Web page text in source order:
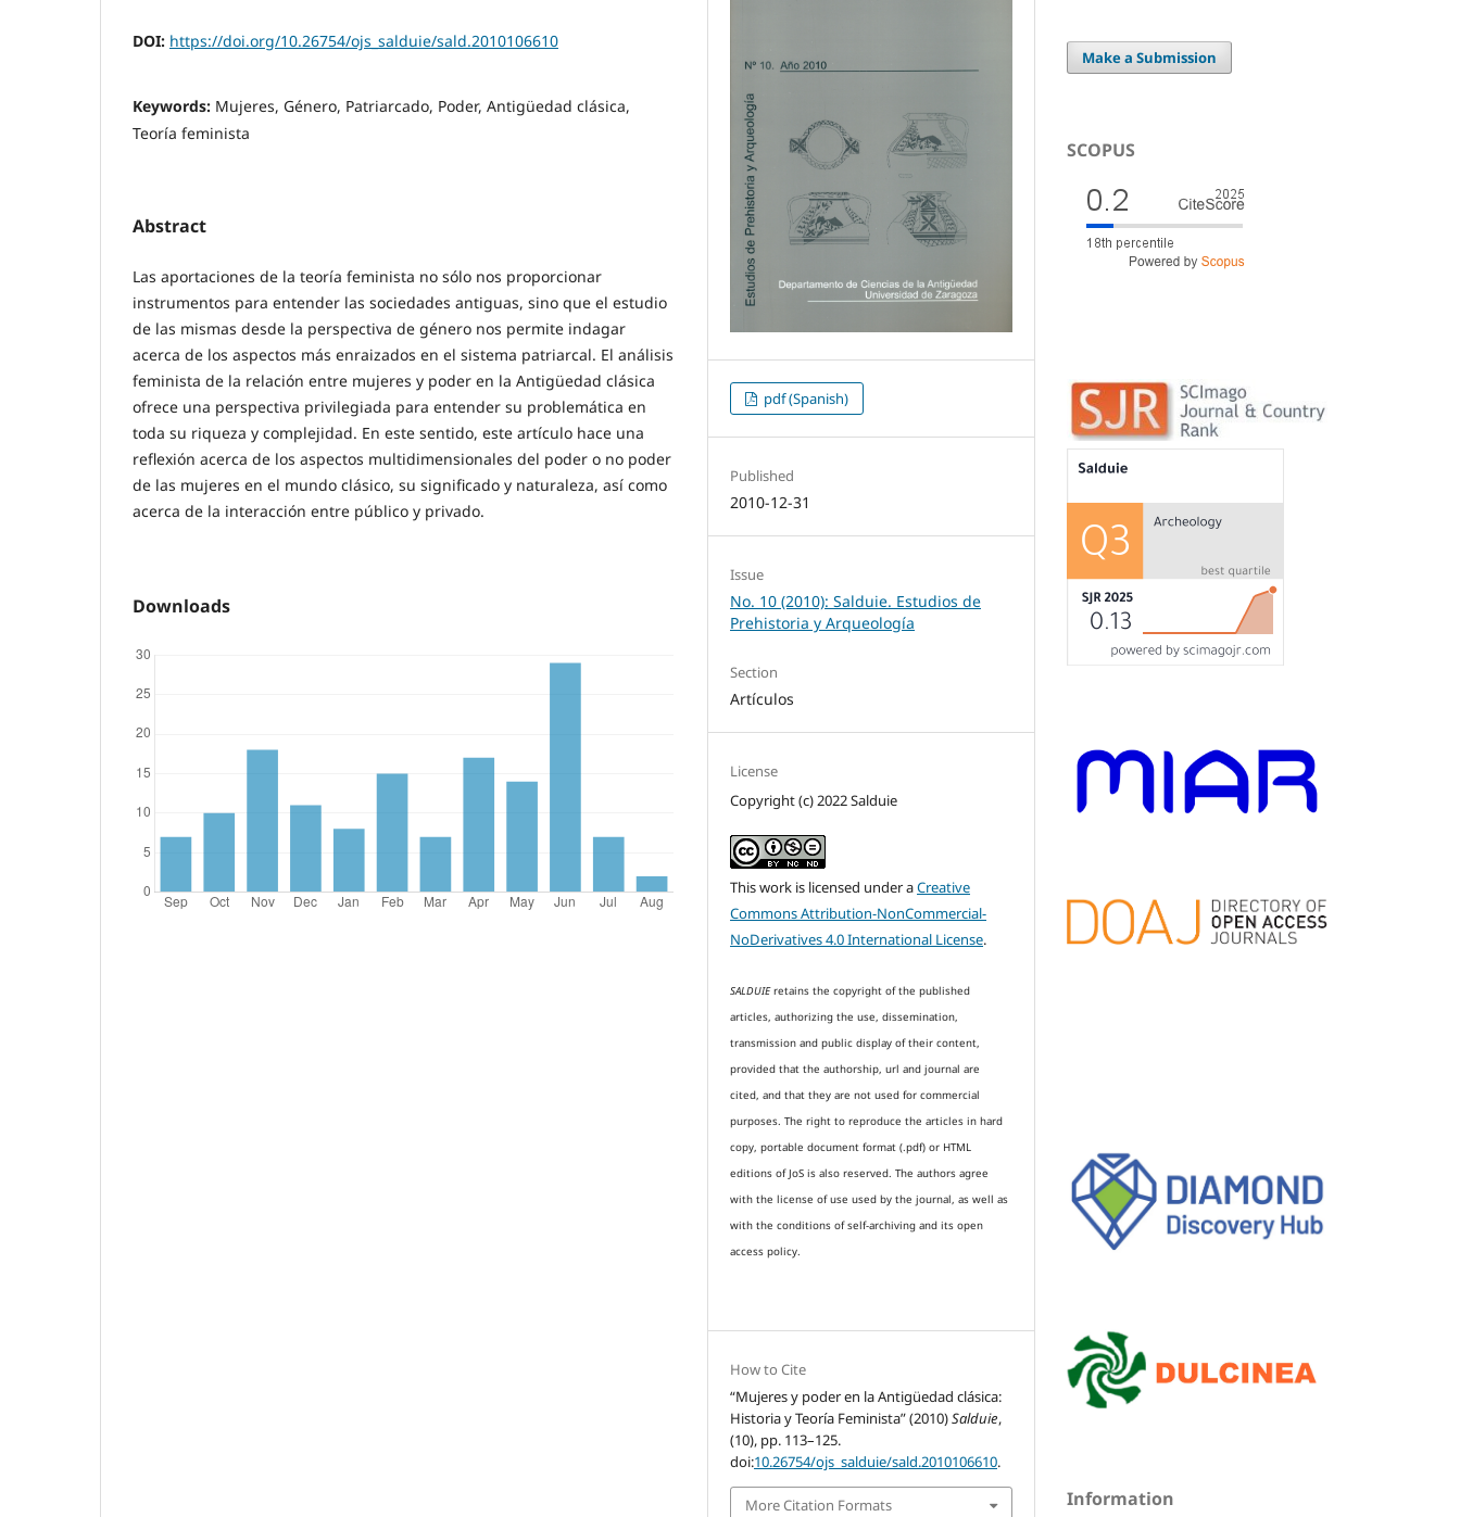
DOI: https://doi.org/10.26754/ojs_salduie/sald.2010106610
Keywords: Mujeres, Género, Patriarcado, Poder, Antigüedad clásica,
Teoría feminista
Abstract
Las aportaciones de la teoría feminista no sólo nos proporcionar
instrumentos para entender las sociedades antiguas, sino que el estudio
de las mismas desde la perspectiva de género nos permite indagar
acerca de los aspectos más enraizados en el sistema patriarcal. El análisis
feminista de la relación entre mujeres y poder en la Antigüedad clásica
ofrece una perspectiva privilegiada para entender su problemática en
toda su riqueza y complejidad. En este sentido, este artículo hace una
reflexión acerca de los aspectos multidimensionales del poder o no poder
de las mujeres en el mundo clásico, su significado y naturaleza, así como
acerca de la interacción entre público y privado.
Downloads
pdf (Spanish)
Published
2010-12-31
Issue
No. 10 (2010): Salduie. Estudios de
Prehistoria y Arqueología
Section
Artículos
License
Copyright (c) 2022 Salduie
This work is licensed under aCreative
Commons Attribution-NonCommercial-
NoDerivatives 4.0 International License.
SALDUIEretains the copyright of the published
articles, authorizing the use, dissemination,
transmission and public display of their content,
provided that the authorship, url and journal are
cited, and that they are not used for commercial
purposes. The right to reproduce the articles in hard
copy, portable document format (.pdf) or HTML
editions of JoS is also reserved. The authors agree
with the license of use used by the journal, as well as
with the conditions of self-archiving and its open
access policy.
How to Cite
“Mujeres y poder en la Antigüedad clásica:
Historia y Teoría Feminista” (2010)Salduie,
(10), pp. 113–125.
doi:10.26754/ojs_salduie/sald.2010106610.
More Citation Formats
Make a Submission
SCOPUS
Information